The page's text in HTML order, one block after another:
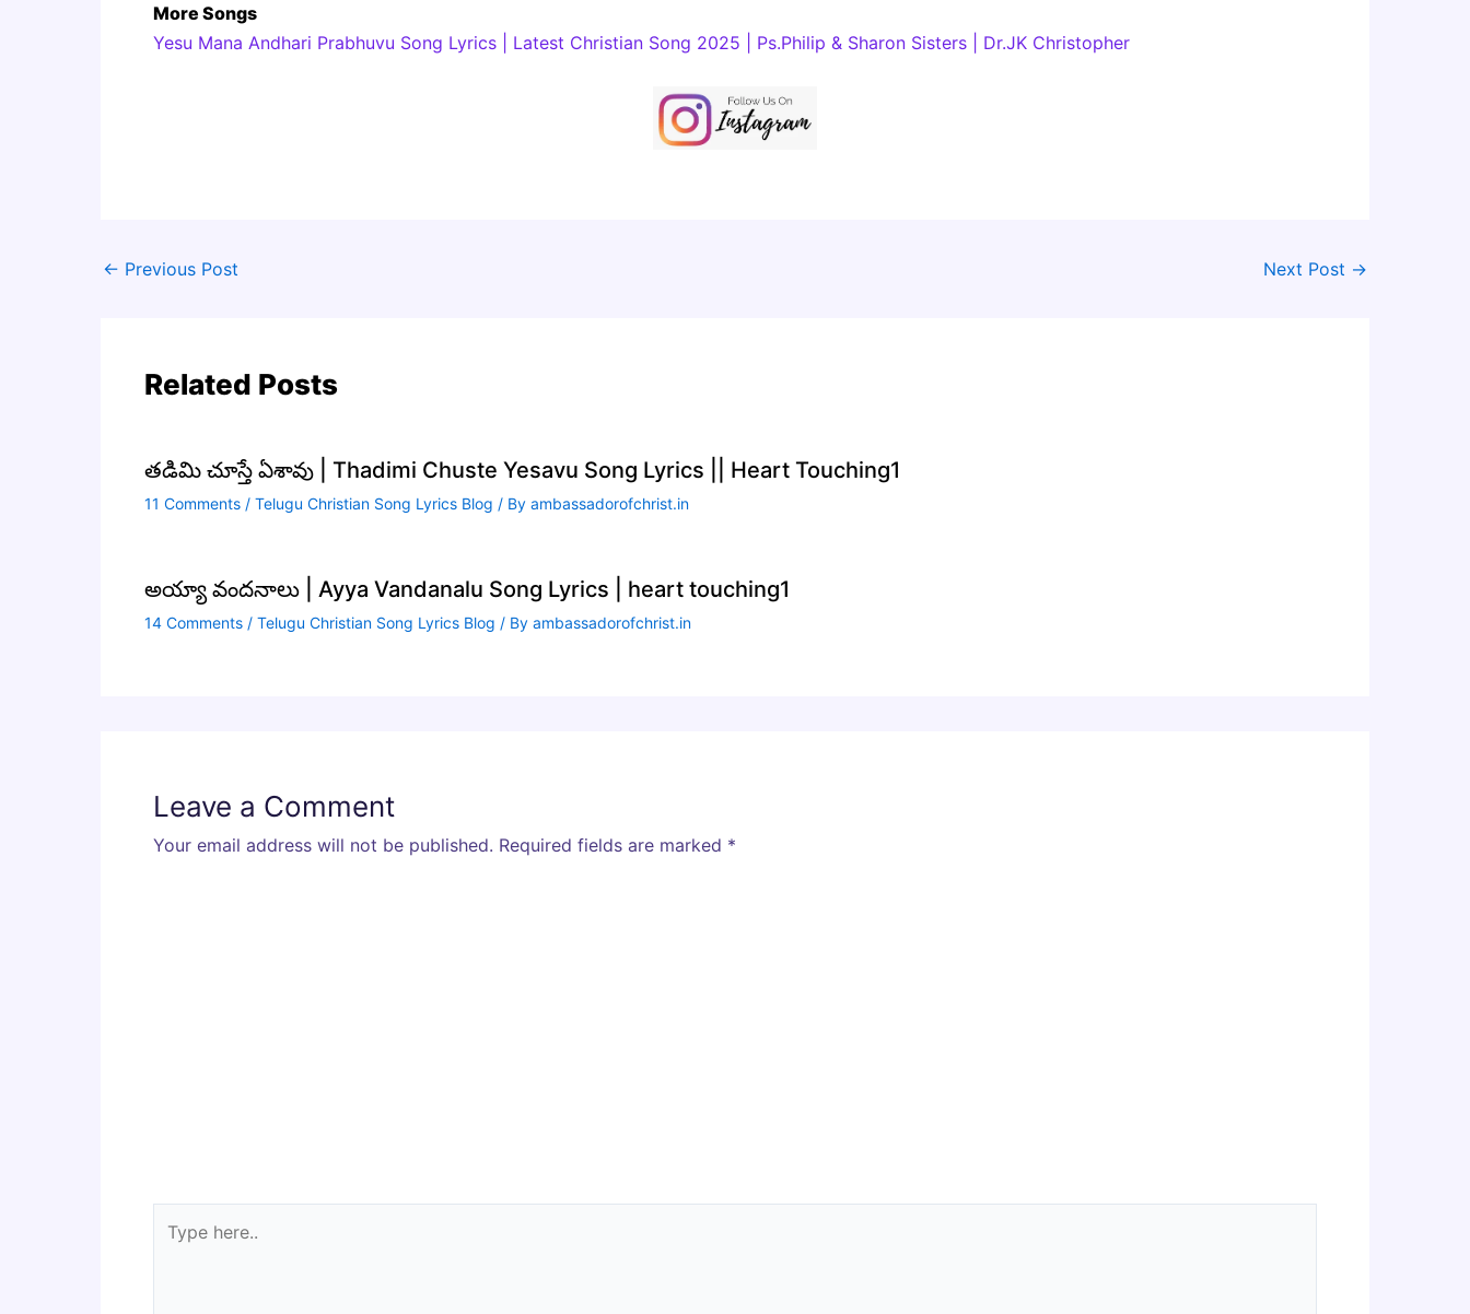
More Songs
Yesu Mana Andhari Prabhuvu Song Lyrics | Latest Christian Song 2025 | Ps.Philip & Sharon Sisters | Dr.JK Christopher
← Previous Post Next Post →
Related Posts
తడిమి చూస్తే ఏశావు | Thadimi Chuste Yesavu Song Lyrics || Heart Touching1
11 Comments / Telugu Christian Song Lyrics Blog / By ambassadorofchrist.in
అయ్యా వందనాలు | Ayya Vandanalu Song Lyrics | heart touching1
14 Comments / Telugu Christian Song Lyrics Blog / By ambassadorofchrist.in
Leave a Comment
Your email address will not be published. Required fields are marked *
here..